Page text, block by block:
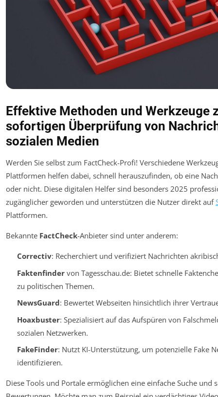
Effektive Methoden und Werkzeuge
sofortigen Überprüfung von
sozialen Medien
Werden Sie selbst zum FactCheck-Profi! Verschiedene
Plattformen helfen dabei, schnell herauszufinden, ob eine
oder nicht. Diese digitalen Helfer sind besonders 2025
zugänglicher geworden und unterstützen die Nutzer direkt auf
Plattformen.
Bekannte FactCheck-Anbieter sind unter anderem:
Correctiv: Recherchiert und verifiziert Nachrichten
Faktenfindervon Tagesschau.de: Bietet schnelle
zu politischen Themen.
NewsGuard: Bewertet Webseiten hinsichtlich ihrer
Hoaxbuster: Spezialisiert auf das Aufspüren von
sozialen Netzwerken.
FakeFinder: Nutzt KI-Unterstützung, um potenzielle Fake
identifizieren.
Diese Tools und Portale ermöglichen eine einfache Suche und